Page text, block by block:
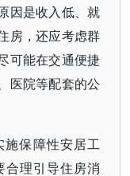
因是收入低、就
房，还应考虑群
可能在交通便捷
医院等配套的公
保障性安居工
理引导住房消